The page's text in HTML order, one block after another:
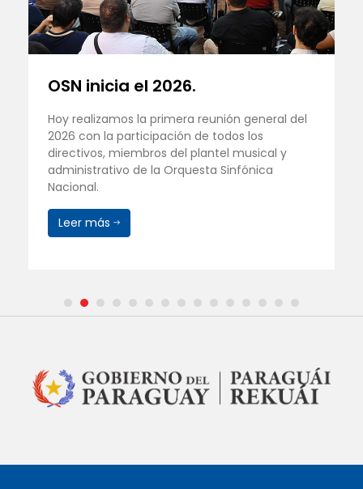
OSN inicia el 2026.
Hoy realizamos la primera reunión general del
2026 con la participación de todos los
directivos, miembros del plantel musical y
administrativo de la Orquesta Sinfónica
Nacional.
Leer más